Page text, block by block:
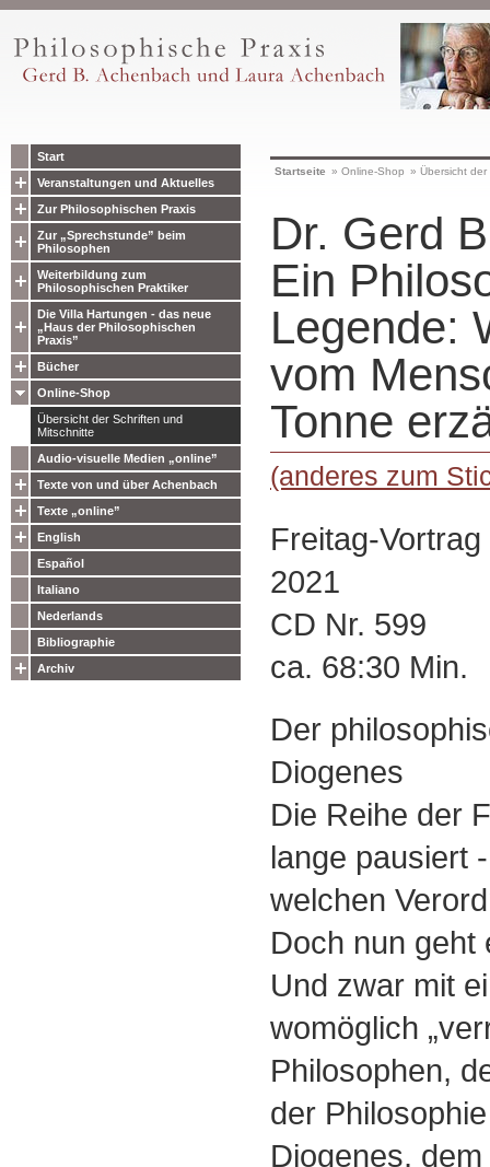
Start
Veranstaltungen und Aktuelles
Zur Philosophischen Praxis
Zur „Sprechstunde” beim
Philosophen
Weiterbildung zum
Philosophischen Praktiker
Die Villa Hartungen - das neue
„Haus der Philosophischen
Praxis”
Bücher
Online-Shop
Übersicht der Schriften und
Mitschnitte
Audio-visuelle Medien „online”
Texte von und über Achenbach
Texte „online”
English
Español
Italiano
Nederlands
Bibliographie
Archiv
Startseite » Online-Shop » Übersicht
Dr. Gerd
Ein
Legende:
vom
Tonne
(anderes zum
Freitag-
2021
CD Nr. 599
ca. 68:30 Min.
Der
Diogenes
Die Reihe der
lange pausiert
welchen
Doch nun geht
Und zwar mit
womöglich
Philosophen,
der
Diogenes,